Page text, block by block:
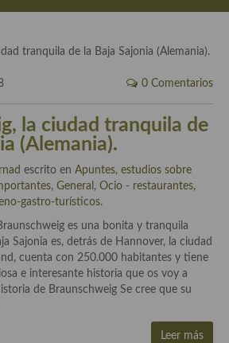
bebidas
técnicas de emplatado, decoración
espesantes y aditivos
platos celebres, cocineros, críticos,
cosas
la comida
0 Comentarios
la ciudad tranquila de
(Alemania).
escrito en Apuntes, estudios sobre
, General , Ocio - restaurantes,
gastro-turísticos.
es una bonita y tranquila
Sajonia es, detrás de Hannover, la ciudad
cuenta con 250.000 habitantes y tiene
e interesante historia que os voy a
de Braunschweig Se cree que su
Leer más